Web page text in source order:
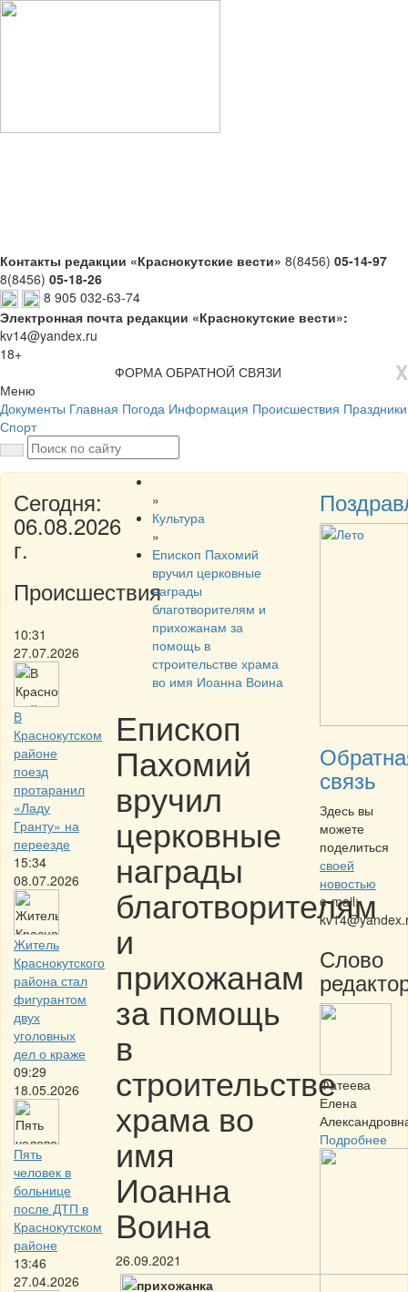
Контакты редакции «Краснокутские вести» 8(8456) 05-14-97
8(8456) 05-18-26
8 905 032-63-74
Электронная почта редакции «Краснокутские вести»:
kv14@yandex.ru
18+
X
ФОРМА ОБРАТНОЙ СВЯЗИ
Меню
Документы Главная Погода Информация Происшествия Праздники
Спорт
Сегодня:
06.08.2026
г.
Происшествия
10:31
27.07.2026
В
Краснокутском
районе
поезд
протаранил
«Ладу
Гранту» на
переезде
15:34
08.07.2026
Житель
Краснокутского
района стал
фигурантом
двух
уголовных
дел о краже
09:29
18.05.2026
Пять
человек в
больнице
после ДТП в
Краснокутском
районе
13:46
27.04.2026
»
Культура
»
Епископ Пахомий
вручил церковные
награды
благотворителям и
прихожанам за
помощь в
строительстве храма
во имя Иоанна Воина
Епископ
Пахомий
вручил
церковные
награды
благотворителям
и
прихожанам
за помощь
в
строительстве
храма во
имя
Иоанна
Воина
26.09.2021
связь
Здесь вы
можете
поделиться
своей
новостью
e-mail:
Слово
Фатеева
Елена
Подробнее